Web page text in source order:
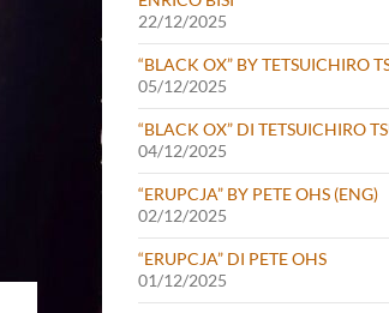
22/12/2025
“BLACK OX” BY TETSUICHIRO
05/12/2025
“BLACK OX” DI TETSUICHIRO
04/12/2025
“ERUPCJA” BY PETE OHS (ENG)
02/12/2025
“ERUPCJA” DI PETE OHS
01/12/2025